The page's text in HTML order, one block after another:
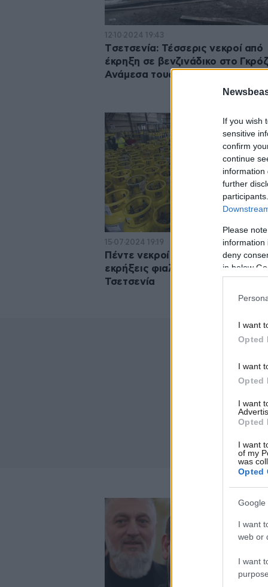
If you wish
sensitive
confirm
continue
information
further
Please
information
deny
in below
I want
Opted
I want
Opted
I want
Opted
I want
of my
was
Opted
Google
I want
web or
I want
12·10·2024 19:43
Tσετσενία: Τέσσερις νεκροί από
έκρηξη σε βενζινάδικο στο
Ανάμεσα τους δύο παιδιά
15·07·2024 19:19
Πέντε νεκροί και 26 τραυματίες
εκρήξεις φιαλών υγραερίου στην
Τσετσενία